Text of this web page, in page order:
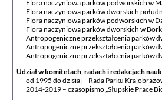
Flora naczyniowa parków podworskich w
Flora naczyniowa parków dworskich
Flora naczyniowa parków podworskich w
Flora naczyniowa parków dworskich w
Antropogeniczne przekształcenia parków
Antropogeniczne przekształcenia parków
Antropogeniczne przekształcenia parków
Udział w komitetach, radach i redakcjach
od 1995 do dzisiaj – Rada Parku
2014-2019 – czasopismo „Słupskie Prace